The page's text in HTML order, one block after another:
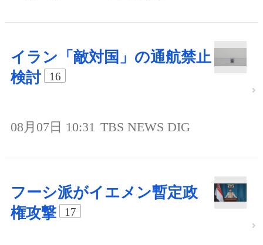
イラン「敵対国」の通航禁止
検討
16
08月07日 10:31 TBS NEWS DIG
フーシ派がイエメン暫定政
権攻撃
17